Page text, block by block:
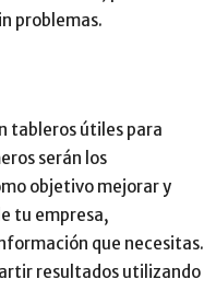
problemas.
tableros útiles para
serán los
objetivo mejorar y
tu empresa,
que necesitas.
resultados utilizando